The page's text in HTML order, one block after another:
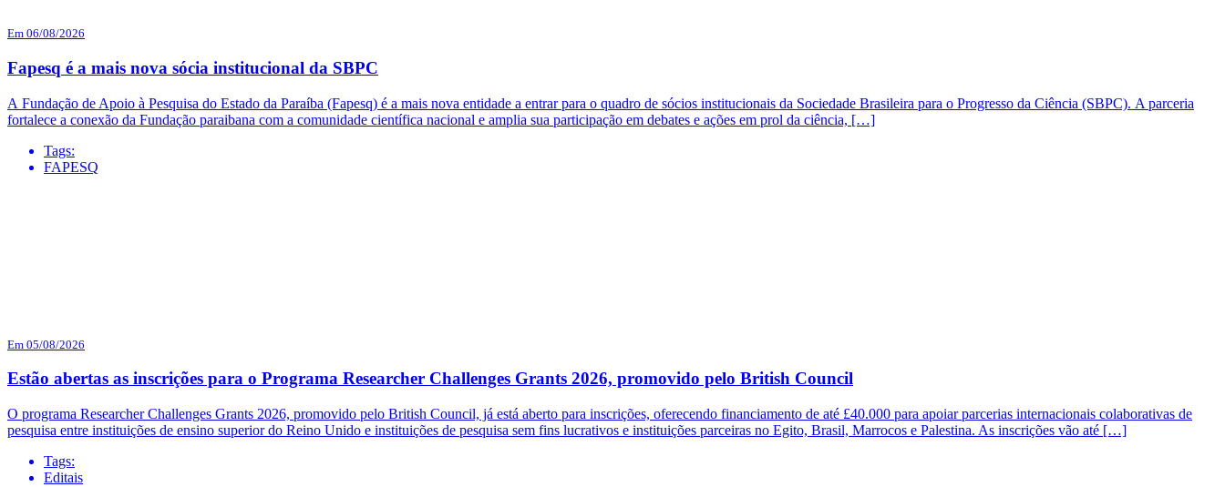
Em 06/08/2026
Fapesq é a mais nova sócia institucional da SBPC
A Fundação de Apoio à Pesquisa do Estado da Paraíba (Fapesq) é a mais nova entidade a entrar para o quadro de sócios institucionais da Sociedade Brasileira para o Progresso da Ciência (SBPC). A parceria
fortalece a conexão da Fundação paraibana com a comunidade científica nacional e amplia sua participação em debates e ações em prol da ciência, […]
Tags:
FAPESQ
Em 05/08/2026
Estão abertas as inscrições para o Programa Researcher Challenges Grants 2026, promovido pelo British Council
O programa Researcher Challenges Grants 2026, promovido pelo British Council, já está aberto para inscrições, oferecendo financiamento de até £40.000 para apoiar parcerias internacionais colaborativas de
pesquisa entre instituições de ensino superior do Reino Unido e instituições de pesquisa sem fins lucrativos e instituições parceiras no Egito, Brasil, Marrocos e Palestina. As inscrições vão até […]
Tags:
Editais